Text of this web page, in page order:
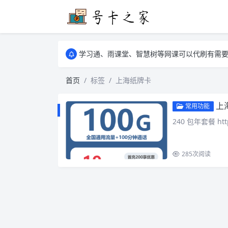
学习通、雨课堂、智慧树等网课可以代刷有需
学习通、雨课堂、智慧树等网课可以代刷有需
首页
标签 上海纸牌卡
常用功能 上
240 包年套餐
285次阅读